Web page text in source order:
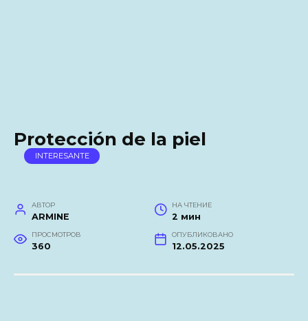
Protección de la piel
INTERESANTE
АВТОР
ARMINE
НА ЧТЕНИЕ
2 мин
ПРОСМОТРОВ
360
ОПУБЛИКОВАНО
12.05.2025